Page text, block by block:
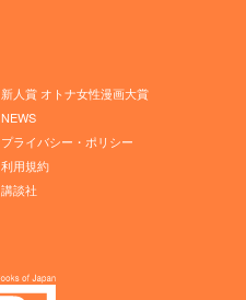
新人賞 オトナ女性漫画大賞
NEWS
プライバシー・ポリシー
利用規約
講談社